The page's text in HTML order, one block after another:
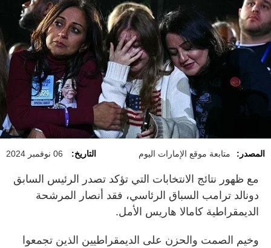
المصدر: متابعة موقع الإمارات اليوم التاريخ: 06 نوفمبر 2024
مع ظهور نتائج الانتخابات التي تؤكد تصدر الرئيس السابق
دونالد ترامب السباق الرئاسي، فقد أنصار المرشحة
الديمقراطية كامالا هاريس الأمل.
وخيم الصمت والحزن على الديمقراطيين الذين تجمعوا